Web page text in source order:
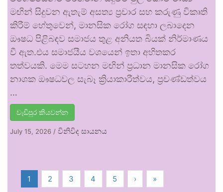
මඟින් සිදුවන ඇතැම් අසත්‍ය ප්‍රචාර සහ කරුණු විකෘති
කිරීම් හේතුවෙන්, මානසික රෝග සඳහා ලබාදෙන
ඖෂධ පිළිබඳව සමාජය තුළ අනියත බියක් නිර්මාණය
වී ඇත.එය සමාජයීය වශයෙන් ඉතා අහිතකර
තත්වයකි. මෙම සටහන මඟින් ප්‍රධාන මානසික රෝග
නාශක ඖෂධවල සැබෑ ක්‍රියාකාරීත්වය, ප්‍රචණ්ඩත්වය
…
වැඩිපුර කියවන්න
July 15, 2026 / විනිවිද සායනය
1 2 3 4 5 › »